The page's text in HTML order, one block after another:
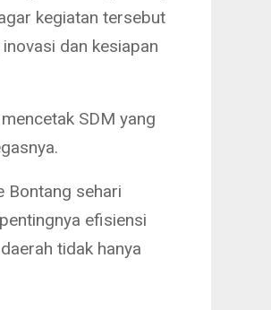
kegiatan tersebut
dan kesiapan
SDM yang
Bontang sehari
efisiensi
tidak hanya